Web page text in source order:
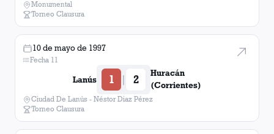
Monumental
Torneo Clausura
10 de mayo de 1997
Fecha 11
Lanús 1 | 2
Huracán
(Corrientes)
Ciudad De Lanús - Néstor Diaz Pérez
Torneo Clausura